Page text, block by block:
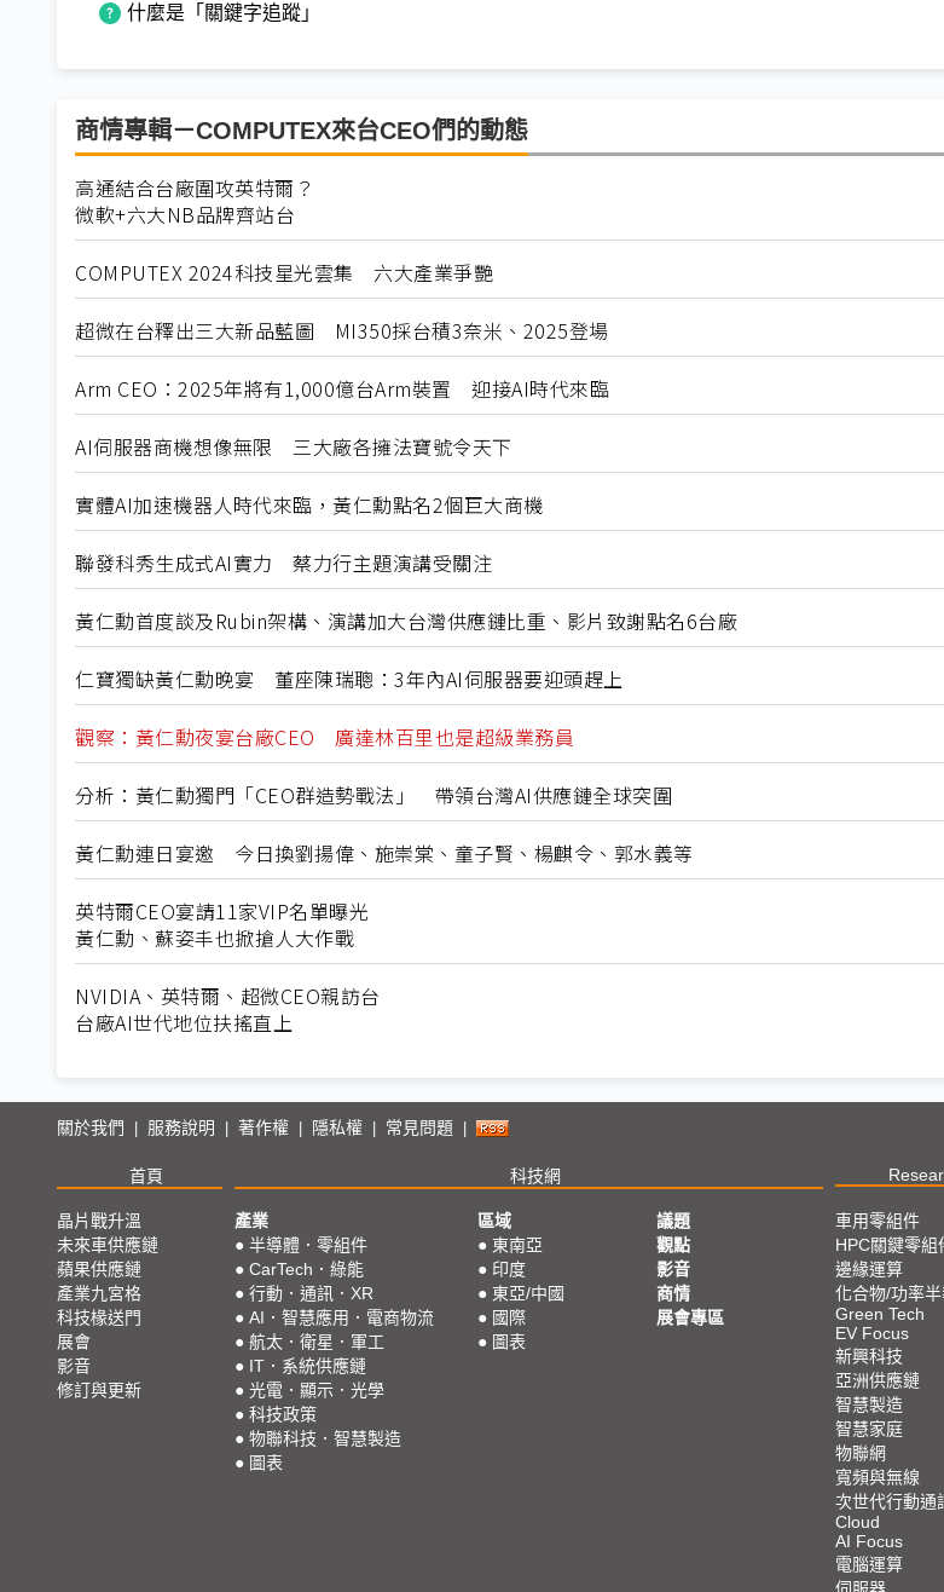
什麼是「關鍵字追蹤」
商情專輯－COMPUTEX來台CEO們的動態
高通結合台廠圍攻英特爾？
微軟+六大NB品牌齊站台
COMPUTEX 2024科技星光雲集 六大產業爭艷
超微在台釋出三大新品藍圖 MI350採台積3奈米、2025登場
Arm CEO：2025年將有1,000億台Arm裝置 迎接AI時代來臨
AI伺服器商機想像無限 三大廠各擁法寶號令天下
實體AI加速機器人時代來臨，黃仁勳點名2個巨大商機
聯發科秀生成式AI實力 蔡力行主題演講受關注
黃仁勳首度談及Rubin架構、演講加大台灣供應鏈比重、影片致謝點名6台廠
仁寶獨缺黃仁勳晚宴 董座陳瑞聰：3年內AI伺服器要迎頭趕上
觀察：黃仁勳夜宴台廠CEO 廣達林百里也是超級業務員
分析：黃仁勳獨門「CEO群造勢戰法」 帶領台灣AI供應鏈全球突圍
黃仁勳連日宴邀 今日換劉揚偉、施崇棠、童子賢、楊麒令、郭水義等
英特爾CEO宴請11家VIP名單曝光
黃仁勳、蘇姿丰也掀搶人大作戰
NVIDIA、英特爾、超微CEO親訪台
台廠AI世代地位扶搖直上
關於我們 服務說明 著作權 隱私權 常見問題
首頁 科技網
晶片戰升溫
未來車供應鏈
蘋果供應鏈
產業九宮格
科技椽送門
展會
影音
修訂與更新
產業
● 半導體．零組件
● CarTech．綠能
● 行動．通訊．XR
● AI．智慧應用．電商物流
● 航太．衛星．軍工
● IT．系統供應鏈
● 光電．顯示．光學
● 科技政策
● 物聯科技．智慧製造
● 圖表
區域
● 東南亞
● 印度
● 東亞/中國
● 國際
● 圖表
議題
觀點
影音
商情
展會專區
車用零組件
HPC關鍵零組
邊緣運算
化合物/功率
Green Tech
EV Focus
新興科技
亞洲供應鏈
智慧製造
智慧家庭
物聯網
寬頻與無線
次世代行動通
Cloud
AI Focus
電腦運算